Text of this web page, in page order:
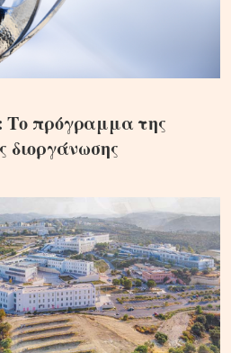
πρόγραμμα της
διοργάνωσης